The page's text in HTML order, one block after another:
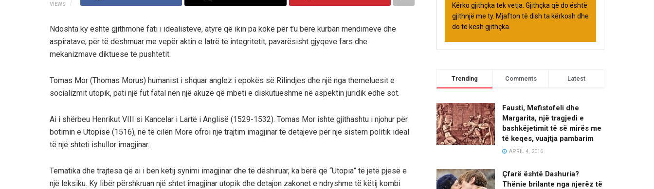
VIEWS
Ndoshta ky është gjithmonë fati i idealistëve, atyre që ikin pa kokë për t’u bërë kurban mendimeve dhe
aspiratave, për të dëshmuar me vepër aktin e latrë të integritetit, pavarësisht gjyqeve fars dhe
mekanizmave diktuese të pushtetit.
Tomas Mor (Thomas Morus) humanist i shquar anglez i epokës së Rilindjes dhe një nga themeluesit e
socializmit utopik, pati një fut fatal nën një akuzë që mbeti e diskutueshme në aspektin juridik edhe sot.
Ai i shërbeu Henrikut VIII si Kancelar i Lartë i Anglisë (1529-1532). Tomas Mor ishte gjithashtu i njohur për
botimin e Utopisë (1516), në të cilën More ofroi një trajtim imagjinar të detajeve për një sistem politik ideal
të një shteti ishullor imagjinar.
Tematika dhe trajtesa që ai i bën këtij synimi imagjinar dhe të dëshiruar, ka bërë që “Utopia” të jetë pjesë e
një leksiku. Ky libër përshkruan një shtet imagjinar utopik dhe detajon zakonet e ndryshme të këtij kombi
Kërko gjithçka tek vetja. Gjithçka që do është
gjithnjë me ty. Mjafton të dish ta kërkosh dhe
do të kesh gjithçka.
Trending Comments Latest
Fausti, Mefistofeli dhe
Margarita, një tragjedi e
bashkëjetimit të së mirës me
të keqes, vuajtja pambarim
APRIL 4, 2016
Çfarë është Dashuria?
Thënie brilante nga njerëz të